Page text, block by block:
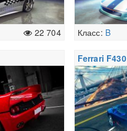
22 704 Класс: B
Ferrari F430